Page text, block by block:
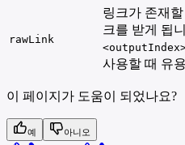
rawLink
링크가 존재
크를 받게 됩
사용할 때 유
이 페이지가 도움이 되었나요?
예 아니오